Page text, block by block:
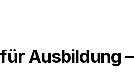
Ausbildung